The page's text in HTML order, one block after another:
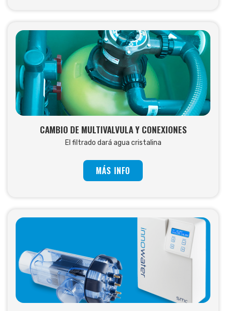
CAMBIO DE MULTIVALVULA Y CONEXIONES
El filtrado dará agua cristalina
MÁS INFO